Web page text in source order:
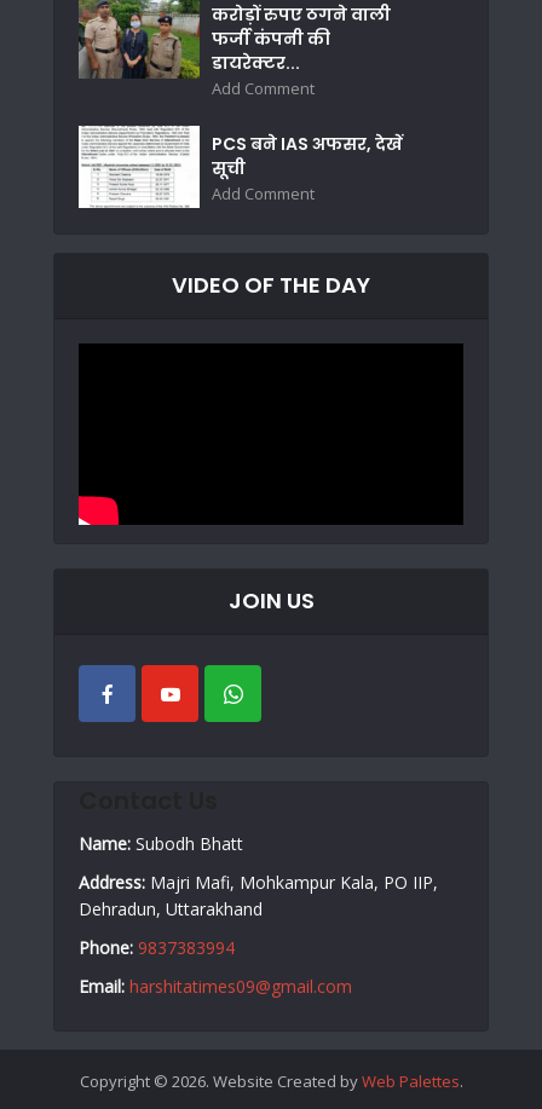
करोड़ों रुपए ठगने वाली
फर्जी कंपनी की
डायरेक्टर...
Add Comment
PCS बने IAS अफसर, देखें
सूची
Add Comment
VIDEO OF THE DAY
JOIN US
Name: Subodh Bhatt
Address: Majri Mafi, Mohkampur Kala, PO IIP,
Dehradun, Uttarakhand
Phone: 9837383994
Email: harshitatimes09@gmail.com
Copyright © 2026. Website Created byWeb Palettes.